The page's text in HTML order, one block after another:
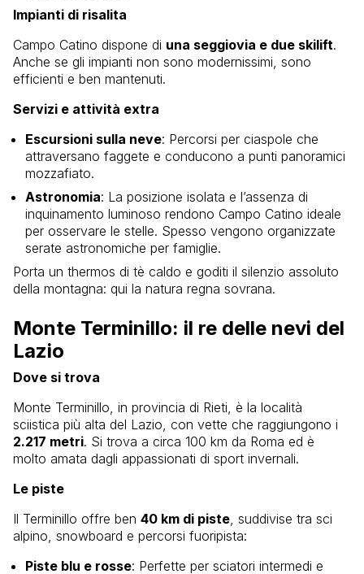
Impianti di risalita
Campo Catino dispone di una seggiovia e due skilift.
Anche se gli impianti non sono modernissimi, sono
efficienti e ben mantenuti.
Servizi e attività extra
Escursioni sulla neve: Percorsi per ciaspole che
attraversano faggete e conducono a punti panoramici
mozzafiato.
Astronomia: La posizione isolata e l’assenza di
inquinamento luminoso rendono Campo Catino ideale
per osservare le stelle. Spesso vengono organizzate
serate astronomiche per famiglie.
Porta un thermos di tè caldo e goditi il silenzio assoluto
della montagna: qui la natura regna sovrana.
Monte Terminillo: il re delle nevi del
Lazio
Dove si trova
Monte Terminillo, in provincia di Rieti, è la località
sciistica più alta del Lazio, con vette che raggiungono i
2.217 metri. Si trova a circa 100 km da Roma ed è
molto amata dagli appassionati di sport invernali.
Le piste
Il Terminillo offre ben 40 km di piste , suddivise tra sci
alpino, snowboard e percorsi fuoripista:
Piste blu e rosse: Perfette per sciatori intermedi e